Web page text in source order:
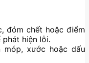
đóm chết hoặc điểm
hiện lỗi.
móp, xước hoặc dấu